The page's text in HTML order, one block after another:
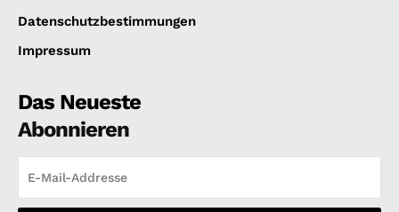
Datenschutzbestimmungen
Impressum
Das Neueste
Abonnieren